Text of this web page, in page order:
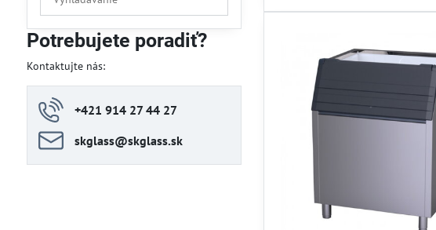
výsledky
filtra
fulltextom
Potrebujete poradiť?
Kontaktujte nás:
+421 914 27 44 27
skglass​@skglass​.sk